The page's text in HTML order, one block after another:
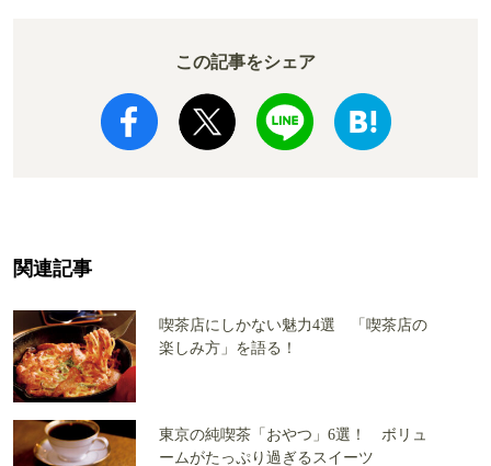
この記事をシェア
関連記事
喫茶店にしかない魅力4選 「喫茶店の
楽しみ方」を語る！
東京の純喫茶「おやつ」6選！ ボリュ
ームがたっぷり過ぎるスイーツ